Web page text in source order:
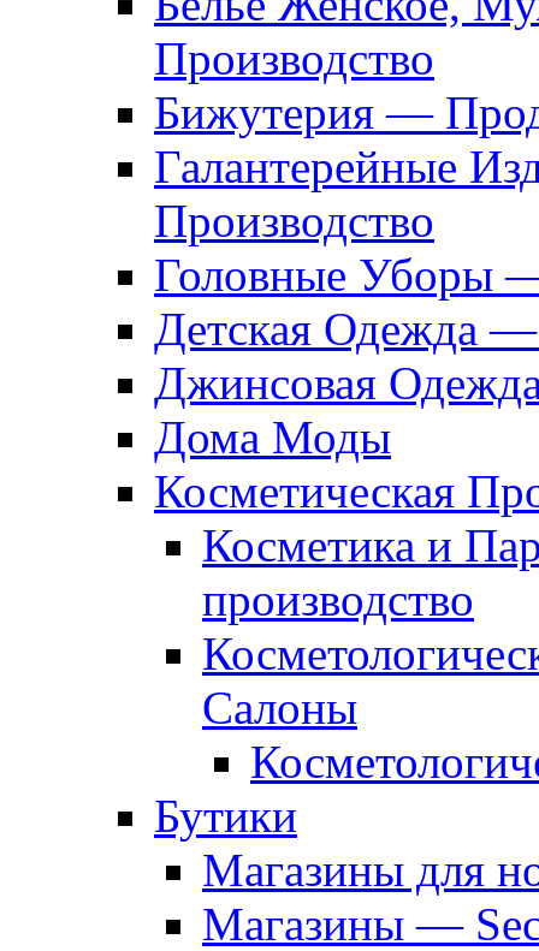
Производство
Бижутерия —
Галантерейные
Производство
Головные Уборы
Детская Одежда
Джинсовая
Дома Моды
Косметическая
Косметика и
производство
Салоны
Бутики
Магазины для
Магазины —